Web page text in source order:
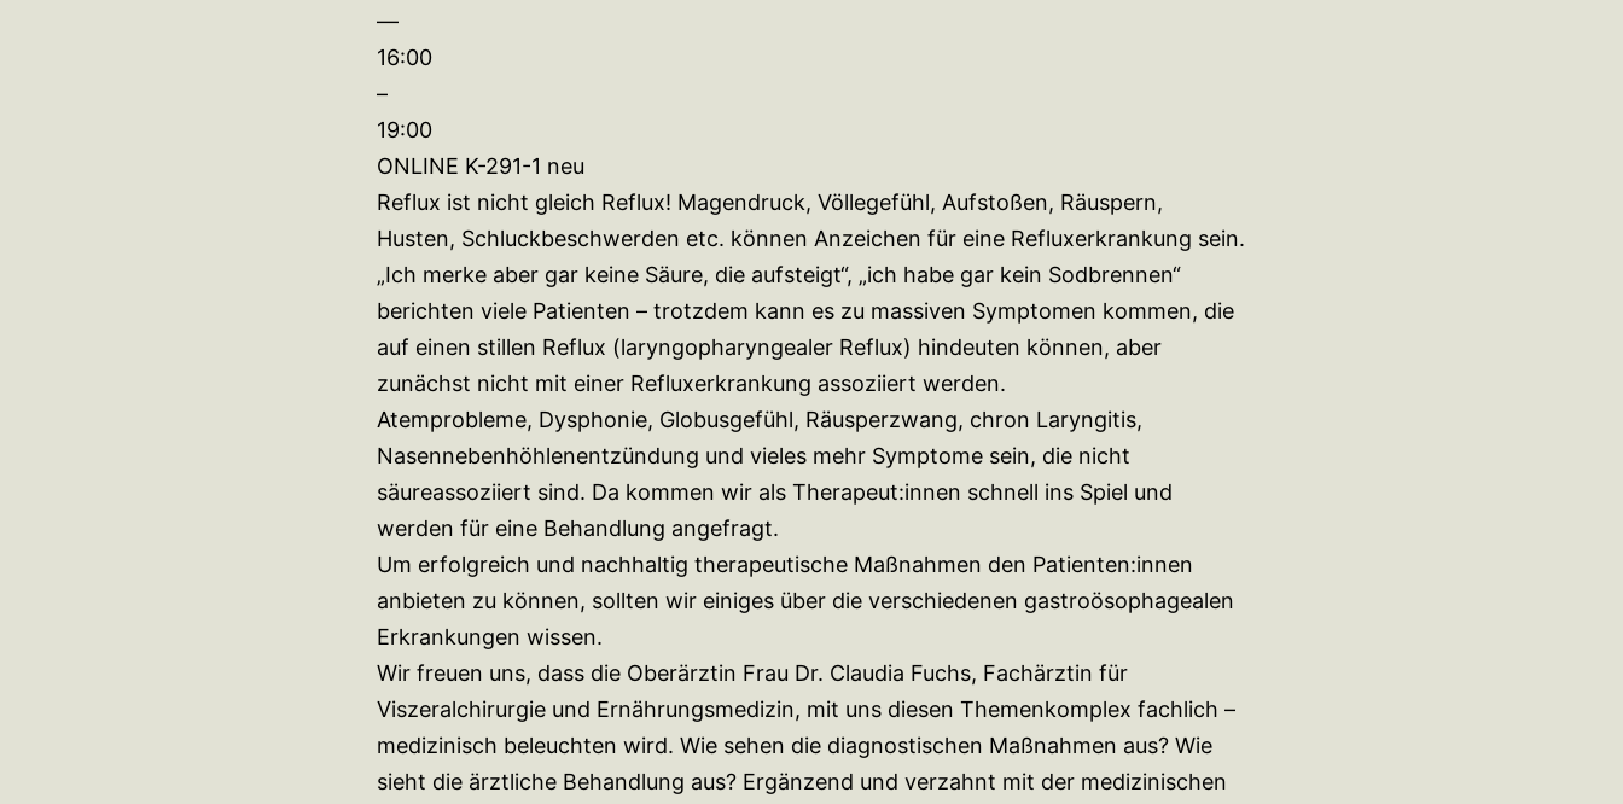
—
16:00
–
19:00
ONLINE K-291-1 neu
Reflux ist nicht gleich Reflux! Magendruck, Völlegefühl, Aufstoßen, Räuspern,
Husten, Schluckbeschwerden etc. können Anzeichen für eine Refluxerkrankung sein.
„Ich merke aber gar keine Säure, die aufsteigt“, „ich habe gar kein Sodbrennen“
berichten viele Patienten – trotzdem kann es zu massiven Symptomen kommen, die
auf einen stillen Reflux (laryngopharyngealer Reflux) hindeuten können, aber
zunächst nicht mit einer Refluxerkrankung assoziiert werden.
Atemprobleme, Dysphonie, Globusgefühl, Räusperzwang, chron Laryngitis,
Nasennebenhöhlenentzündung und vieles mehr Symptome sein, die nicht
säureassoziiert sind. Da kommen wir als Therapeut:innen schnell ins Spiel und
werden für eine Behandlung angefragt.
Um erfolgreich und nachhaltig therapeutische Maßnahmen den Patienten:innen
anbieten zu können, sollten wir einiges über die verschiedenen gastroösophagealen
Erkrankungen wissen.
Wir freuen uns, dass die Oberärztin Frau Dr. Claudia Fuchs, Fachärztin für
Viszeralchirurgie und Ernährungsmedizin, mit uns diesen Themenkomplex fachlich –
medizinisch beleuchten wird. Wie sehen die diagnostischen Maßnahmen aus? Wie
sieht die ärztliche Behandlung aus? Ergänzend und verzahnt mit der medizinischen